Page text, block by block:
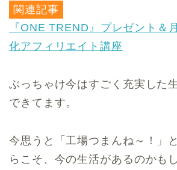
関連記事
『ONE TREND』プレゼント＆
化アフィリエイト講座
ぶっちゃけ今はすごく充実した
できてます。
今思うと「工場つまんね～！」
らこそ、今の生活があるのかも